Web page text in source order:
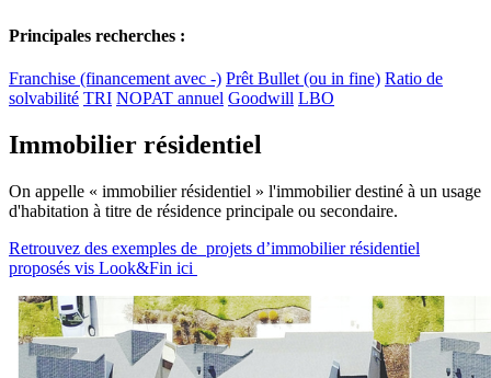
Principales recherches :
Franchise (financement avec -) Prêt Bullet (ou in fine) Ratio de
solvabilité TRI NOPAT annuel Goodwill LBO
Immobilier résidentiel
On appelle « immobilier résidentiel » l'immobilier destiné à un usage
d'habitation à titre de résidence principale ou secondaire.
Retrouvez des exemples de projets d’immobilier résidentiel
proposés vis Look&Fin ici